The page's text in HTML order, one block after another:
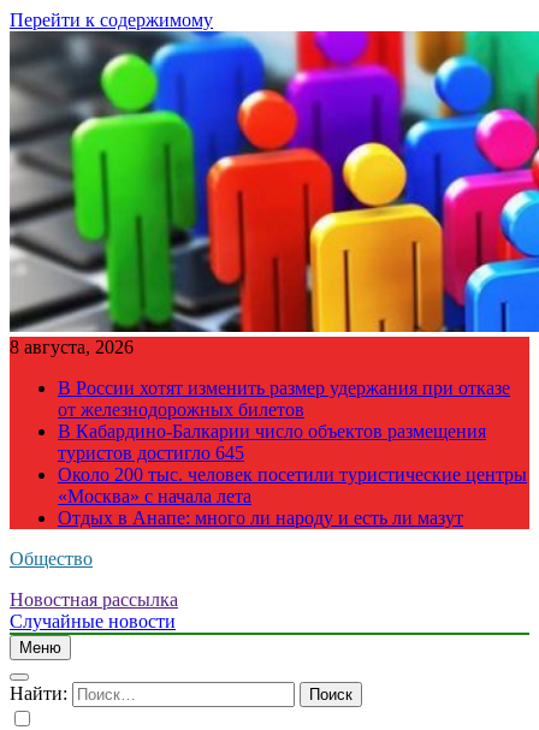
Перейти к содержимому
8 августа, 2026
В России хотят изменить размер удержания при отказе
от железнодорожных билетов
В Кабардино-Балкарии число объектов размещения
туристов достигло 645
Около 200 тыс. человек посетили туристические центры
«Москва» с начала лета
Отдых в Анапе: много ли народу и есть ли мазут
Общество
Новостная рассылка
Случайные новости
Меню
Найти: